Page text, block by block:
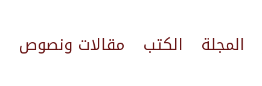
المجلة الكتب مقالات ونصوص